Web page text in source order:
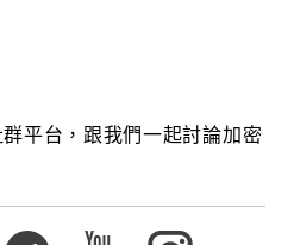
平台，跟我們一起討論加密